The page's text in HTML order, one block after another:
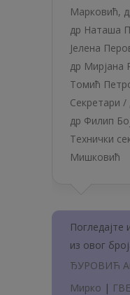
Марковић,
др Наташа
Јелена
др Мирјана
Томић
Секретари /
др Филип
Технички
Мишковић
Погледајте
из овог
ЂУРОВИЋ
Мирко |